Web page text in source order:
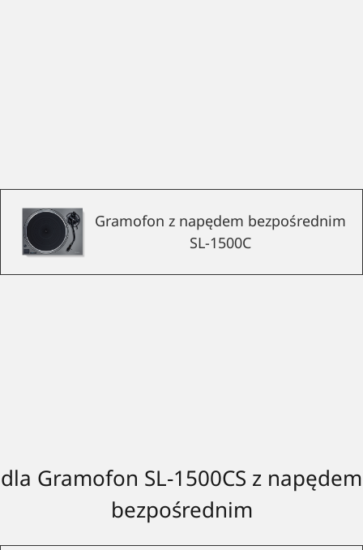
Gramofon z napędem bezpośrednim
SL-1500C
dla Gramofon SL-1500CS z napędem
bezpośrednim